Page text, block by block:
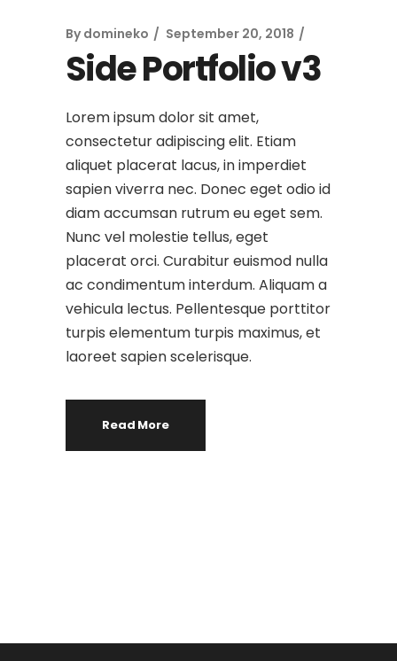
By domineko September 20, 2018
Side Portfolio v3
Lorem ipsum dolor sit amet,
consectetur adipiscing elit. Etiam
aliquet placerat lacus, in imperdiet
sapien viverra nec. Donec eget odio id
diam accumsan rutrum eu eget sem.
Nunc vel molestie tellus, eget
placerat orci. Curabitur euismod nulla
ac condimentum interdum. Aliquam a
vehicula lectus. Pellentesque porttitor
turpis elementum turpis maximus, et
laoreet sapien scelerisque.
Read More